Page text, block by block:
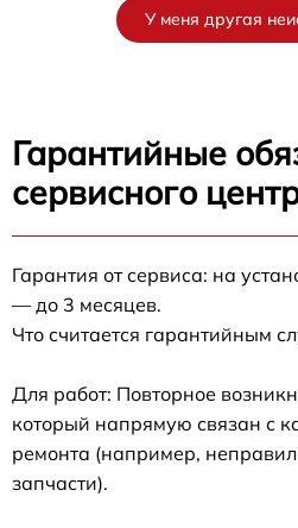
У меня другая
Гарантийные
сервисного
Гарантия от сервиса: на
— до 3 месяцев.
Что считается гарантийным
Для работ: Повторное
который напрямую связан с
ремонта (например,
запчасти).